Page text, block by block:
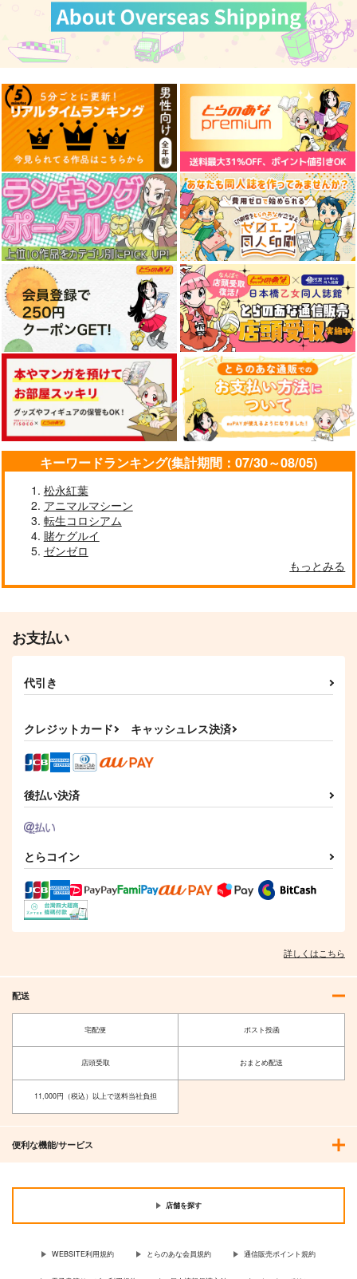
キーワードランキング(集計期間：07/30～08/05)
松永紅葉
アニマルマシーン
転生コロシアム
賭ケグルイ
ゼンゼロ
もっとみる
お支払い
代引き
クレジットカード キャッシュレス決済
後払い決済
とらコイン
詳しくはこちら
配送
宅配便 ポスト投函
店頭受取 おまとめ配送
11,000円（税込）以上で送料当社負担
便利な機能/サービス
店舗を探す
WEBSITE利用規約 とらのあな会員規約 通信販売ポイント規約